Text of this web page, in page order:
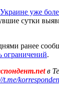
уже
сутки
ранее
ограничений.
в
t.me/